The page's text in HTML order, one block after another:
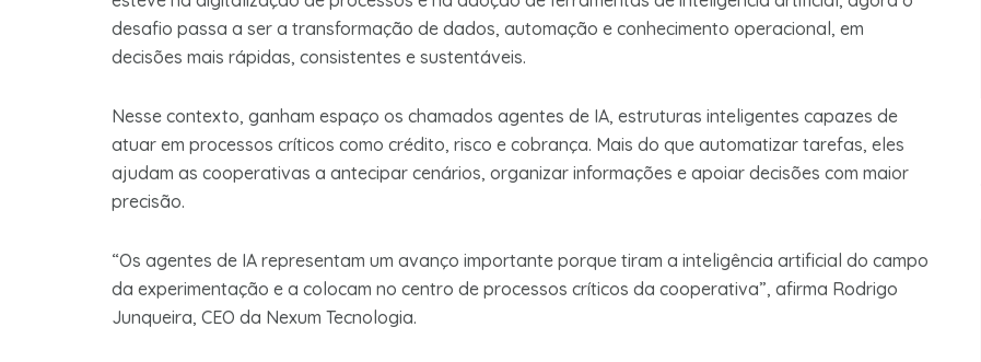
desafio passa a ser a transformação de dados, automação e conhecimento operacional, em
decisões mais rápidas, consistentes e sustentáveis.
Nesse contexto, ganham espaço os chamados agentes de IA, estruturas inteligentes capazes de
atuar em processos críticos como crédito, risco e cobrança. Mais do que automatizar tarefas, eles
ajudam as cooperativas a antecipar cenários, organizar informações e apoiar decisões com maior
precisão.
“Os agentes de IA representam um avanço importante porque tiram a inteligência artificial do campo
da experimentação e a colocam no centro de processos críticos da cooperativa”, afirma Rodrigo
Junqueira, CEO da Nexum Tecnologia.